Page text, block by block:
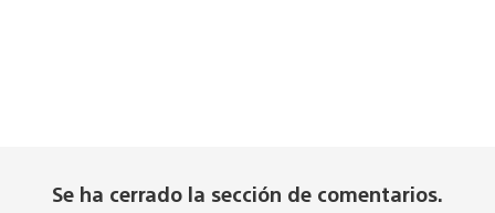
Se ha cerrado la sección de comentarios.